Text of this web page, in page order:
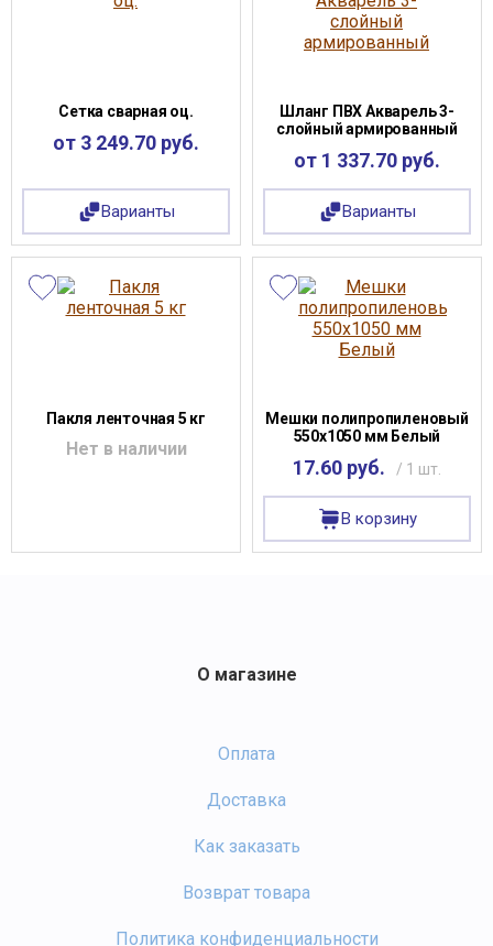
Сетка сварная оц.
от 3 249.70 руб.
Варианты
Шланг ПВХ Акварель 3-
слойный армированный
от 1 337.70 руб.
Варианты
Пакля ленточная 5 кг
Нет в наличии
Мешки полипропиленовый
550х1050 мм Белый
17.60 руб. / 1 шт.
В корзину
О магазине
Оплата
Доставка
Как заказать
Возврат товара
Политика конфиденциальности